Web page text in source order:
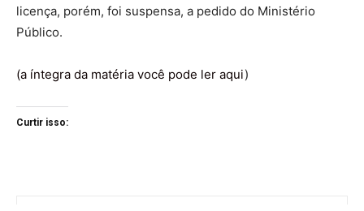
licença, porém, foi suspensa, a pedido do Ministério
Público.
(a íntegra da matéria você pode ler aqui)
Curtir isso: